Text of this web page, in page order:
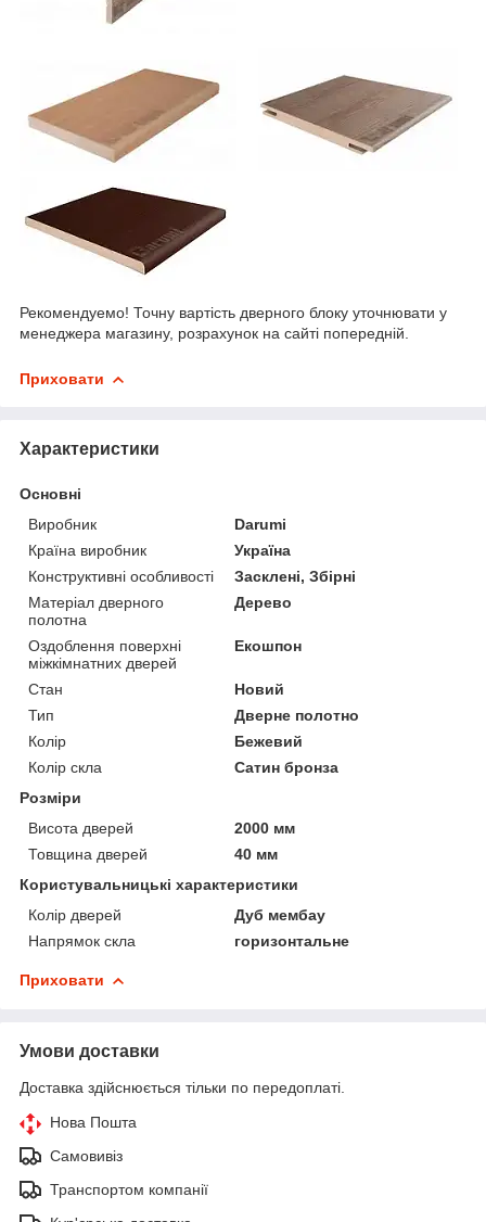
Рекомендуемо! Точну вартість дверного блоку уточнювати у
менеджера магазину, розрахунок на сайті попередній.
Приховати
Характеристики
Основні
Виробник
Darumi
Країна виробник
Україна
Конструктивні особливості
Засклені, Збірні
Матеріал дверного
полотна
Дерево
Оздоблення поверхні
міжкімнатних дверей
Екошпон
Стан
Новий
Тип
Дверне полотно
Колір
Бежевий
Колір скла
Сатин бронза
Розміри
Висота дверей
2000 мм
Товщина дверей
40 мм
Користувальницькі характеристики
Колір дверей
Дуб мембау
Напрямок скла
горизонтальне
Приховати
Умови доставки
Доставка здійснюється тільки по передоплаті.
Нова Пошта
Самовивіз
Транспортом компанії